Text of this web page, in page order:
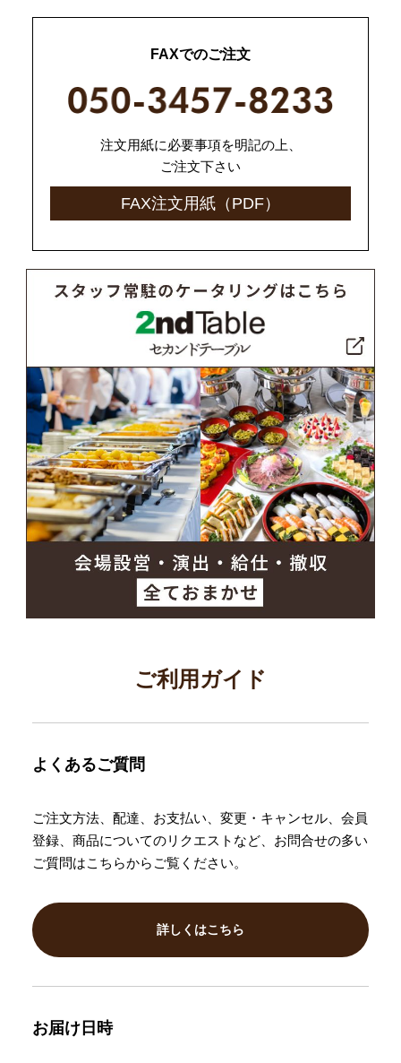
FAXでのご注文
注文用紙に必要事項を明記の上、
ご注文下さい
FAX注文用紙（PDF）
ご利用ガイド
よくあるご質問
ご注文方法、配達、お支払い、変更・キャンセル、会員
登録、商品についてのリクエストなど、お問合せの多い
ご質問はこちらからご覧ください。
詳しくはこちら
お届け日時